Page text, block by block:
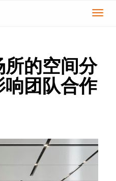
切
的空间分
响团队合作